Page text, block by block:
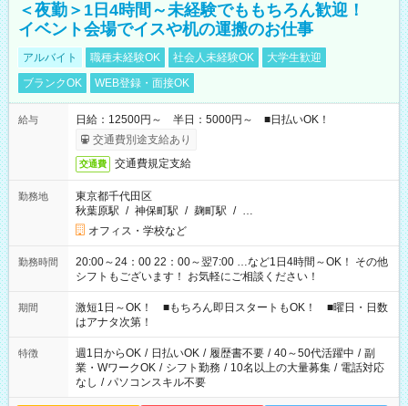
＜夜勤＞1日4時間～未経験でももちろん歓迎！
イベント会場でイスや机の運搬のお仕事
アルバイト 職種未経験OK 社会人未経験OK
大学生歓迎
ブランクOK
WEB登録・面接OK
給与
日給：12500円～ 半日：5000円～ ■日払いOK！
交通費別途支給あり
交通費 交通費規定支給
勤務地
東京都千代田区
秋葉原駅 / 神保町駅 / 麹町駅 / …
オフィス・学校など
勤務時間
20:00～24：00 22：00～翌7:00 …など1日4時間～OK！ その他
シフトもございます！ お気軽にご相談ください！
期間
激短1日～OK！ ■もちろん即日スタートもOK！ ■曜日・日数
はアナタ次第！
特徴 週1日からOK / 日払いOK / 履歴書不要 / 40～50代活躍中 / 副
業・WワークOK / シフト勤務 / 10名以上の大量募集 / 電話対応
なし / パソコンスキル不要